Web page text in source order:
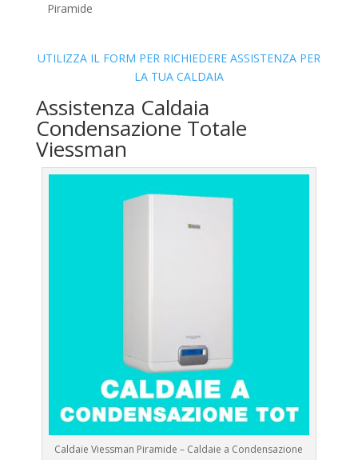
Piramide
UTILIZZA IL FORM PER RICHIEDERE ASSISTENZA PER
LA TUA CALDAIA
Assistenza Caldaia
Condensazione Totale
Viessman
Caldaie Viessman Piramide – Caldaie a Condensazione